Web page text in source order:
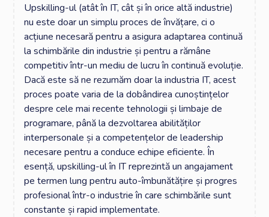
Upskilling-ul (atât în IT, cât și în orice altă industrie)
nu este doar un simplu proces de învățare, ci o
acțiune necesară pentru a asigura adaptarea continuă
la schimbările din industrie și pentru a rămâne
competitiv într-un mediu de lucru în continuă evoluție.
Dacă este să ne rezumăm doar la industria IT, acest
proces poate varia de la dobândirea cunoștințelor
despre cele mai recente tehnologii și limbaje de
programare, până la dezvoltarea abilităților
interpersonale și a competențelor de leadership
necesare pentru a conduce echipe eficiente. În
esență, upskilling-ul în IT reprezintă un angajament
pe termen lung pentru auto-îmbunătățire și progres
profesional într-o industrie în care schimbările sunt
constante și rapid implementate.